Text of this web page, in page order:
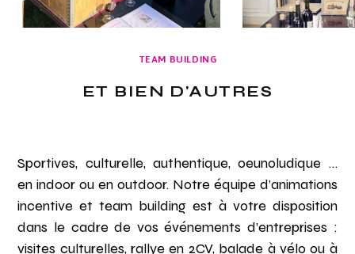
TEAM BUILDING
ET BIEN D'AUTRES
Sportives, culturelle, authentique, oeunoludique …
en indoor ou en outdoor. Notre équipe d’animations
incentive et team building est à votre disposition
dans le cadre de vos événements d’entreprises :
visites culturelles, rallye en 2CV, balade à vélo ou à